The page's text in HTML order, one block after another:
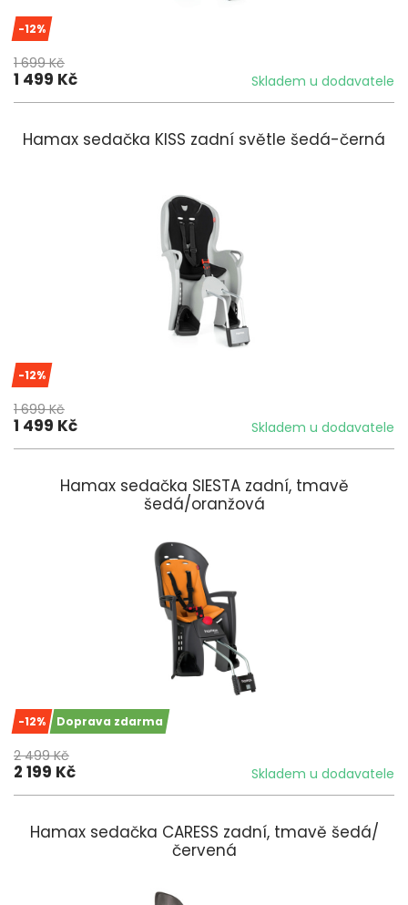
-12%
1 699 Kč
1 499 Kč Skladem u dodavatele
Hamax sedačka KISS zadní světle šedá-černá
-12%
1 699 Kč
1 499 Kč Skladem u dodavatele
Hamax sedačka SIESTA zadní, tmavě
šedá/oranžová
-12% Doprava zdarma
2 499 Kč
2 199 Kč Skladem u dodavatele
Hamax sedačka CARESS zadní, tmavě šedá/
červená